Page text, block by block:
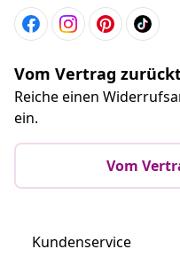
Vom Vertrag
Reiche einen
ein.
Vom
Kundenservice